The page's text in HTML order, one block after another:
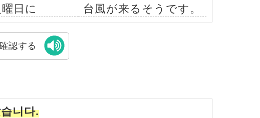
日に 台風が来るそうです。
認する
니다.